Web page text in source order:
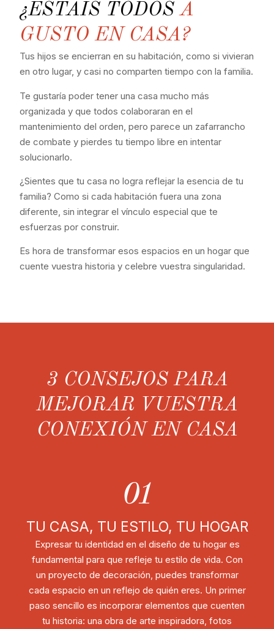
¿ESTÁIS TODOSA
GUSTO EN CASA?
Tus hijos se encierran en su habitación, como si vivieran
en otro lugar, y casi no comparten tiempo con la familia.
Te gustaría poder tener una casa mucho más
organizada y que todos colaboraran en el
mantenimiento del orden, pero parece un zafarrancho
de combate y pierdes tu tiempo libre en intentar
solucionarlo.
¿Sientes que tu casa no logra reflejar la esencia de tu
familia? Como si cada habitación fuera una zona
diferente, sin integrar el vínculo especial que te
esfuerzas por construir.
Es hora de transformar esos espacios en un hogar que
cuente vuestra historia y celebre vuestra singularidad.
3 CONSEJOS PARA
MEJORAR VUESTRA
CONEXIÓN EN CASA
01
TU CASA, TU ESTILO, TU HOGAR
Expresar tu identidad en el diseño de tu hogar es
fundamental para que refleje tu estilo de vida. Con
un proyecto de decoración, puedes transformar
cada espacio en un reflejo de quién eres. Un primer
paso sencillo es incorporar elementos que cuenten
tu historia: una obra de arte inspiradora, fotos